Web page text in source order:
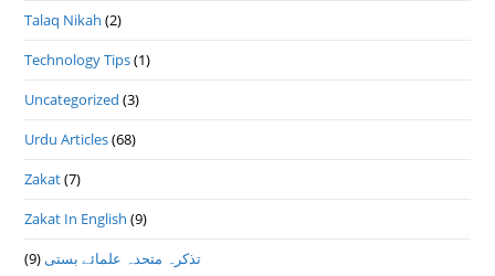
Talaq Nikah (2)
Technology Tips(1)
Uncategorized (3)
Urdu Articles(68)
Zakat(7)
Zakat In English (9)
تذكرہ متحدہ علمائے بستى(9)